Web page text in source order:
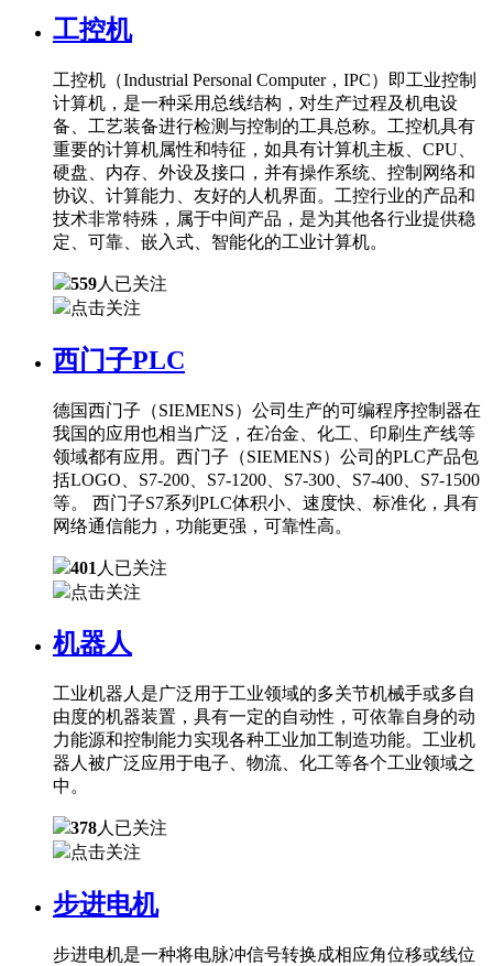
工控机
工控机（Industrial Personal Computer，IPC）即工业控制
计算机，是一种采用总线结构，对生产过程及机电设
备、工艺装备进行检测与控制的工具总称。工控机具有
重要的计算机属性和特征，如具有计算机主板、CPU、
硬盘、内存、外设及接口，并有操作系统、控制网络和
协议、计算能力、友好的人机界面。工控行业的产品和
技术非常特殊，属于中间产品，是为其他各行业提供稳
定、可靠、嵌入式、智能化的工业计算机。
559人已关注
点击关注
西门子PLC
德国西门子（SIEMENS）公司生产的可编程序控制器在
我国的应用也相当广泛，在冶金、化工、印刷生产线等
领域都有应用。西门子（SIEMENS）公司的PLC产品包
括LOGO、S7-200、S7-1200、S7-300、S7-400、S7-1500
等。 西门子S7系列PLC体积小、速度快、标准化，具有
网络通信能力，功能更强，可靠性高。
401 人已关注
点击关注
机器人
工业机器人是广泛用于工业领域的多关节机械手或多自
由度的机器装置，具有一定的自动性，可依靠自身的动
力能源和控制能力实现各种工业加工制造功能。工业机
器人被广泛应用于电子、物流、化工等各个工业领域之
中。
378人已关注
点击关注
步进电机
步进电机是一种将电脉冲信号转换成相应角位移或线位